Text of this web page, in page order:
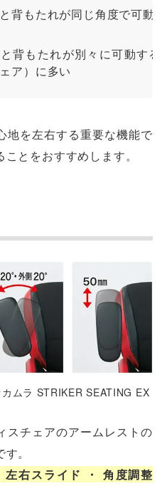
背もたれが同じ角度で可動
背もたれが別々に可動する
ア）に多い
地を左右する重要な機能で
とをおすすめします。
ムラ STRIKER SEATING EX
スチェアのアームレストの
。
右スライド ・ 角度調整